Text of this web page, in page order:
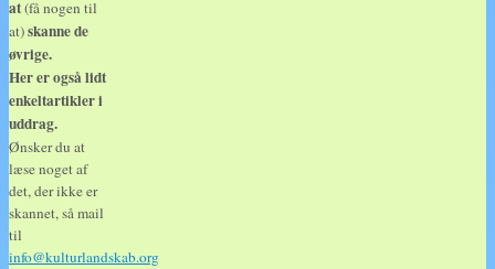
at(få nogen til
at)skanne de
øvrige.
Her er også lidt
enkeltartikler i
uddrag.
Ønsker du at
læse noget af
det, der ikke er
skannet, så mail
til
info@kulturlandskab.org